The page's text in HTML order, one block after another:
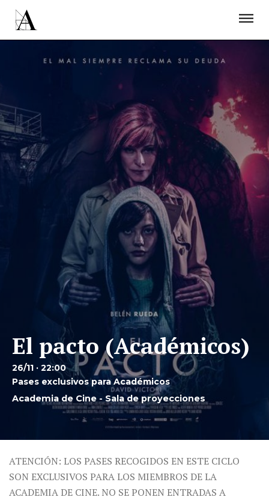
El pacto (Académicos)
26/11 · 22:00
Pases exclusivos para Académicos
Academia de Cine - Sala de proyecciones
ATENCIÓN: LOS PASES RECOGIDOS EN ESTE CICLO
SON EXCLUSIVOS PARA LOS MIEMBROS DE LA
ACADEMIA DE CINE. NO SE PONEN ENTRADAS A
ÚNETE A LA ACADEMIA DE CINE
NEWSLETTER